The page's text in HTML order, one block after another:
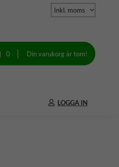
0 Din varukorg är tom!
LOGGA IN